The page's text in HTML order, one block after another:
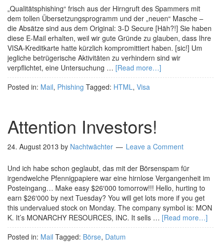
„Qualitätsphishing“ frisch aus der Hirngruft des Spammers mit
dem tollen Übersetzungsprogramm und der „neuen“ Masche –
die Absätze sind aus dem Original: 3-D Secure [Häh?!] Sie haben
diese E-Mail erhalten, weil wir gute Gründe zu glauben, dass Ihre
VISA-Kreditkarte hatte kürzlich kompromittiert haben. [sic!] Um
jegliche betrügerische Aktivitäten zu verhindern sind wir
verpflichtet, eine Untersuchung … [Read more…]
Posted in: Mail, Phishing Tagged: HTML, Visa
Attention Investors!
24. August 2013 by Nachtwächter Leave a Comment
Und ich habe schon geglaubt, das mit der Börsenspam für
irgendwelche Pfennigpapiere war eine hirnlose Vergangenheit im
Posteingang… Make easy $26′000 tomorrow!!! Hello, hurting to
earn $26′000 by next Tuesday? You will get lots more if you get
this undervalued stock on Monday. The company symbol is: MON
K. It’s MONARCHY RESOURCES, INC. It sells … [Read more…]
Posted in: Mail Tagged: Börse, Datum